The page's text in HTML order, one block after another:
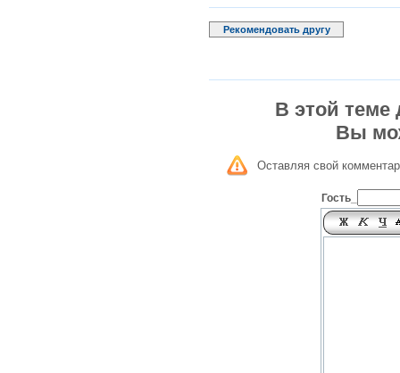
Рекомендовать другу
В этой теме
Вы
Оставляя свой
Гость_